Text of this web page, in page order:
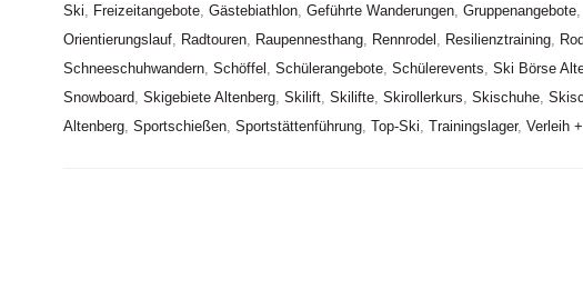
Ski, Freizeitangebote, Gästebiathlon, Geführte Wanderungen, Gruppenangebote,
Orientierungslauf, Radtouren, Raupennesthang, Rennrodel , Resilienztraining,
Schneeschuhwandern, Schöffel , Schülerangebote, Schülerevents, Ski Börse
Snowboard, Skigebiete Altenberg, Skilift, Skilifte, Skirollerkurs, Skischuhe,
Altenberg, Sportschießen, Sportstättenführung, Top-Ski, Trainingslager, Verleih